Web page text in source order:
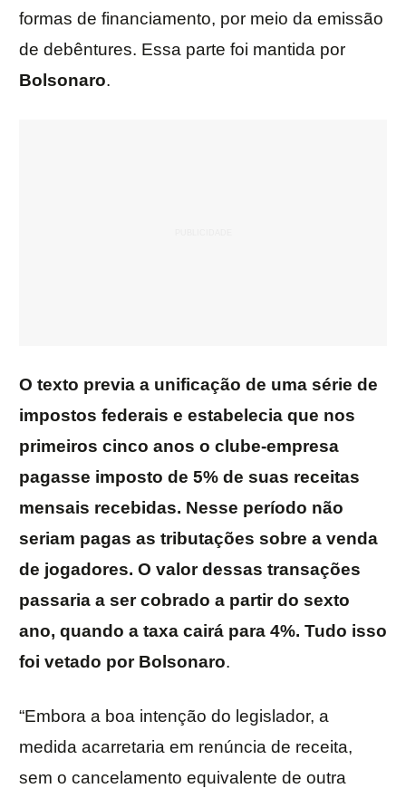
formas de financiamento, por meio da emissão
de debêntures. Essa parte foi mantida por
Bolsonaro.
O texto previa a unificação de uma série de
impostos federais e estabelecia que nos
primeiros cinco anos o clube-empresa
pagasse imposto de 5% de suas receitas
mensais recebidas. Nesse período não
seriam pagas as tributações sobre a venda
de jogadores. O valor dessas transações
passaria a ser cobrado a partir do sexto
ano, quando a taxa cairá para 4%. Tudo isso
foi vetado por Bolsonaro.
“Embora a boa intenção do legislador, a
medida acarretaria em renúncia de receita,
sem o cancelamento equivalente de outra